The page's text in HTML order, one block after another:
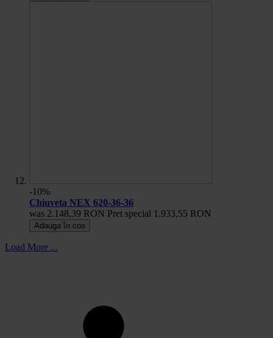
-10%
Chiuveta NEX 620-36-36
was 2.148,39 RON Pret special 1.933,55 RON
Adauga în cos
Load More ...